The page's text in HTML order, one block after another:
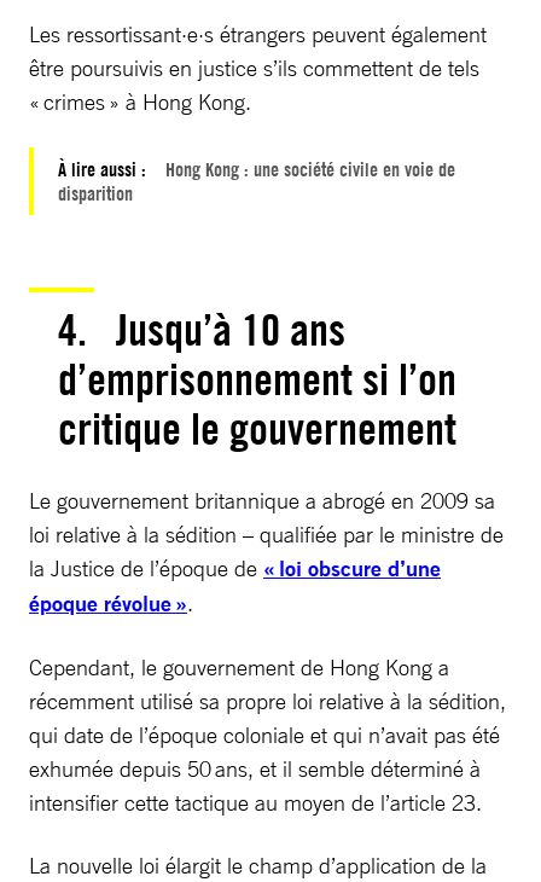
Les ressortissant·e·s étrangers peuvent également
être poursuivis en justice s’ils commettent de tels
« crimes » à Hong Kong.
À lire aussi :
Hong Kong : une société civile en voie de
disparition
4. Jusqu’à 10 ans
d’emprisonnement si l’on
critique le gouvernement
Le gouvernement britannique a abrogé en 2009 sa
loi relative à la sédition – qualifiée par le ministre de
la Justice de l’époque de « loi obscure d’une
époque révolue ».
Cependant, le gouvernement de Hong Kong a
récemment utilisé sa propre loi relative à la sédition,
qui date de l’époque coloniale et qui n’avait pas été
exhumée depuis 50 ans, et il semble déterminé à
intensifier cette tactique au moyen de l’article 23.
La nouvelle loi élargit le champ d’application de la